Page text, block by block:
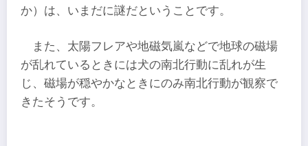
か）は、いまだに謎だということです。
また、太陽フレアや地磁気嵐などで地球の磁場
が乱れているときには犬の南北行動に乱れが生
じ、磁場が穏やかなときにのみ南北行動が観察で
きたそうです。